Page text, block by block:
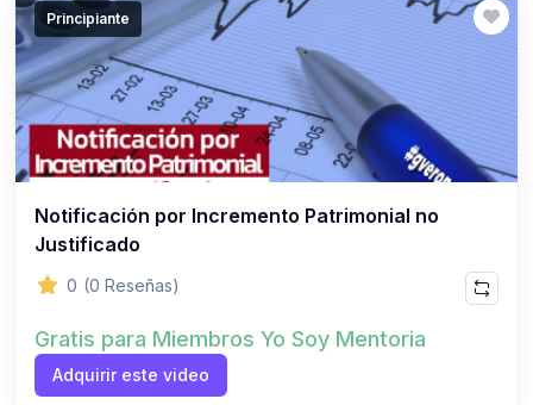
Principiante
Notificación por Incremento Patrimonial no
Justificado
0 (0 Reseñas)
Gratis para Miembros Yo Soy Mentoria
Adquirir este video